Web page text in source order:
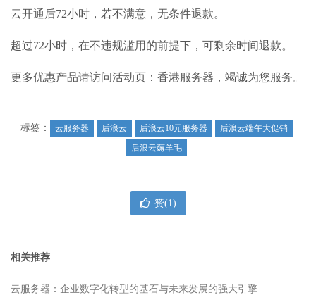
云开通后72小时，若不满意，无条件退款。
超过72小时，在不违规滥用的前提下，可剩余时间退款。
更多优惠产品请访问活动页：香港服务器，竭诚为您服务。
标签： 云服务器 后浪云 后浪云10元服务器
后浪云端午大促销
后浪云薅羊毛
赞(1)
相关推荐
云服务器：企业数字化转型的基石与未来发展的强大引擎